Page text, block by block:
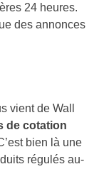
24 heures.
des annonces
vient de Wall
de cotation
bien là une
régulés au-